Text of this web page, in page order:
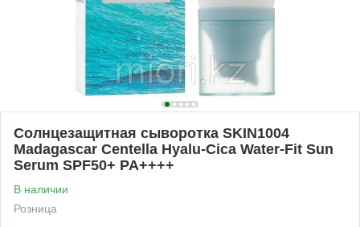
Солнцезащитная сыворотка SKIN1004
Madagascar Centella Hyalu-Cica Water-Fit Sun
Serum SPF50+ PA++++
В наличии
Розница